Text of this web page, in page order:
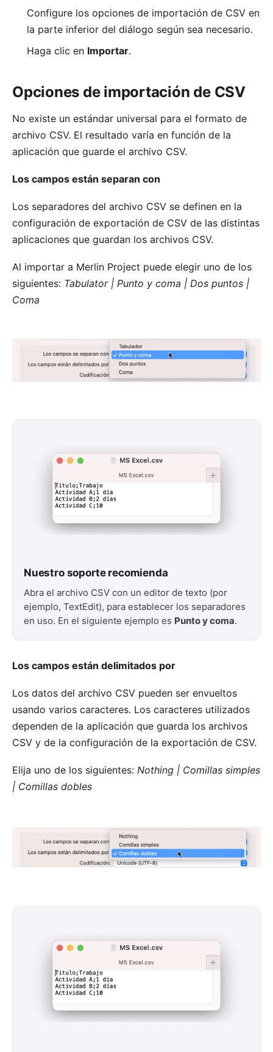
Configure los opciones de importación de CSV en
la parte inferior del diálogo según sea necesario.
Haga clic en Importar.
Opciones de importación de CSV
No existe un estándar universal para el formato de
archivo CSV. El resultado varía en función de la
aplicación que guarde el archivo CSV.
Los campos están separan con
Los separadores del archivo CSV se definen en la
configuración de exportación de CSV de las distintas
aplicaciones que guardan los archivos CSV.
Al importar a Merlin Project puede elegir uno de los
siguientes: Tabulator | Punto y coma | Dos puntos |
Coma
Nuestro soporte recomienda
Abra el archivo CSV con un editor de texto (por
ejemplo, TextEdit), para establecer los separadores
en uso. En el siguiente ejemplo es Punto y coma.
Los campos están delimitados por
Los datos del archivo CSV pueden ser envueltos
usando varios caracteres. Los caracteres utilizados
dependen de la aplicación que guarda los archivos
CSV y de la configuración de la exportación de CSV.
Elija uno de los siguientes: Nothing | Comillas simples
| Comillas dobles